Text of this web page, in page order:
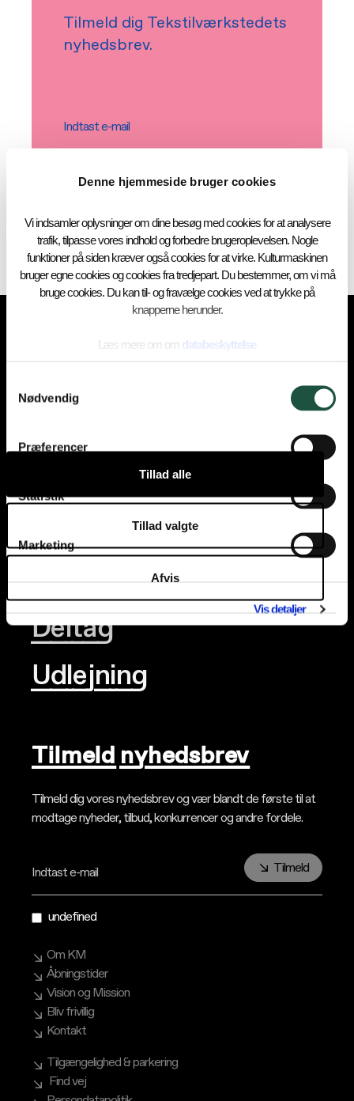
Denne hjemmeside bruger cookies
Vi indsamler oplysninger om dine besøg med cookies for at analysere
trafik, tilpasse vores indhold og forbedre brugeroplevelsen. Nogle
funktioner på siden kræver også cookies for at virke. Kulturmaskinen
bruger egne cookies og cookies fra tredjepart. Du bestemmer, om vi må
bruge cookies. Du kan til- og fravælge cookies ved at trykke på
knapperne herunder.
Læs mere om om databeskyttelse
Nødvendig
Præferencer
Statistik
Marketing
Vis detaljer
Tillad alle
Tillad valgte
Afvis
Tilmeld dig Tekstilværkstedets
nyhedsbrev.
Indtast e-mail
betingelserne
Events
Værksteder
Festivaler
Deltag
Udlejning
Om KM
Åbningstider
Vision og Mission
Bliv frivillig
Kontakt
Tilgængelighed & parkering
Find vej
Tilmeld nyhedsbrev
Tilmeld dig vores nyhedsbrev og vær blandt de første til at
modtage nyheder, tilbud, konkurrencer og andre fordele.
Indtast e-mail Tilmeld
undefined